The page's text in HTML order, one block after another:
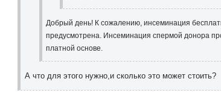
Добрый день! К сожалению, инсеминация
предусмотрена. Инсеминация спермой донора
платной основе.
А что для этого нужно,и сколько это может стоить?